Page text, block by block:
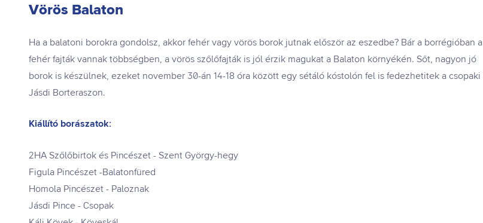
Vörös Balaton
Ha a balatoni borokra gondolsz, akkor fehér vagy vörös borok jutnak először az eszedbe? Bár a borrégióban a
fehér fajták vannak többségben, a vörös szőlőfajták is jól érzik magukat a Balaton környékén. Sőt, nagyon jó
borok is készülnek, ezeket november 30-án 14-18 óra között egy sétáló kóstolón fel is fedezhetitek a csopaki
Jásdi Borteraszon.
Kiállító borászatok:
2HA Szőlőbirtok és Pincészet - Szent György-hegy
Figula Pincészet -Balatonfüred
Homola Pincészet - Paloznak
Jásdi Pince - Csopak